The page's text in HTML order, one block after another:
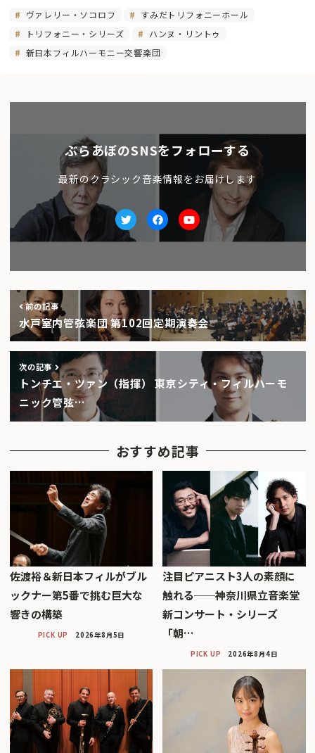
ヴァレリー・ソコロフ
すみだトリフォニーホール
トリフォニー・シリーズ
ハンヌ・リントゥ
新日本フィルハーモニー交響楽団
ぶらあぼのSNSをフォローする
最新のクラシック音楽情報をお届けします
TwitterfacebookYoutube
前の記事
水戸室内管弦楽団 第102回定期演奏会
次の記事
トンチエ・ツァン（指揮） 東京シティ・フィルハーモ
ニック管弦…
おすすめ記事
佐渡裕＆新日本フィルがブル
ックナー第5番で挑む巨大な
響きの構築
PICK UP 2026年8月5日
注目ピアニスト3人の素顔に
触れる──神奈川県立音楽堂
新コンサート・シリーズ
「朝…
PICK UP 2026年8月4日